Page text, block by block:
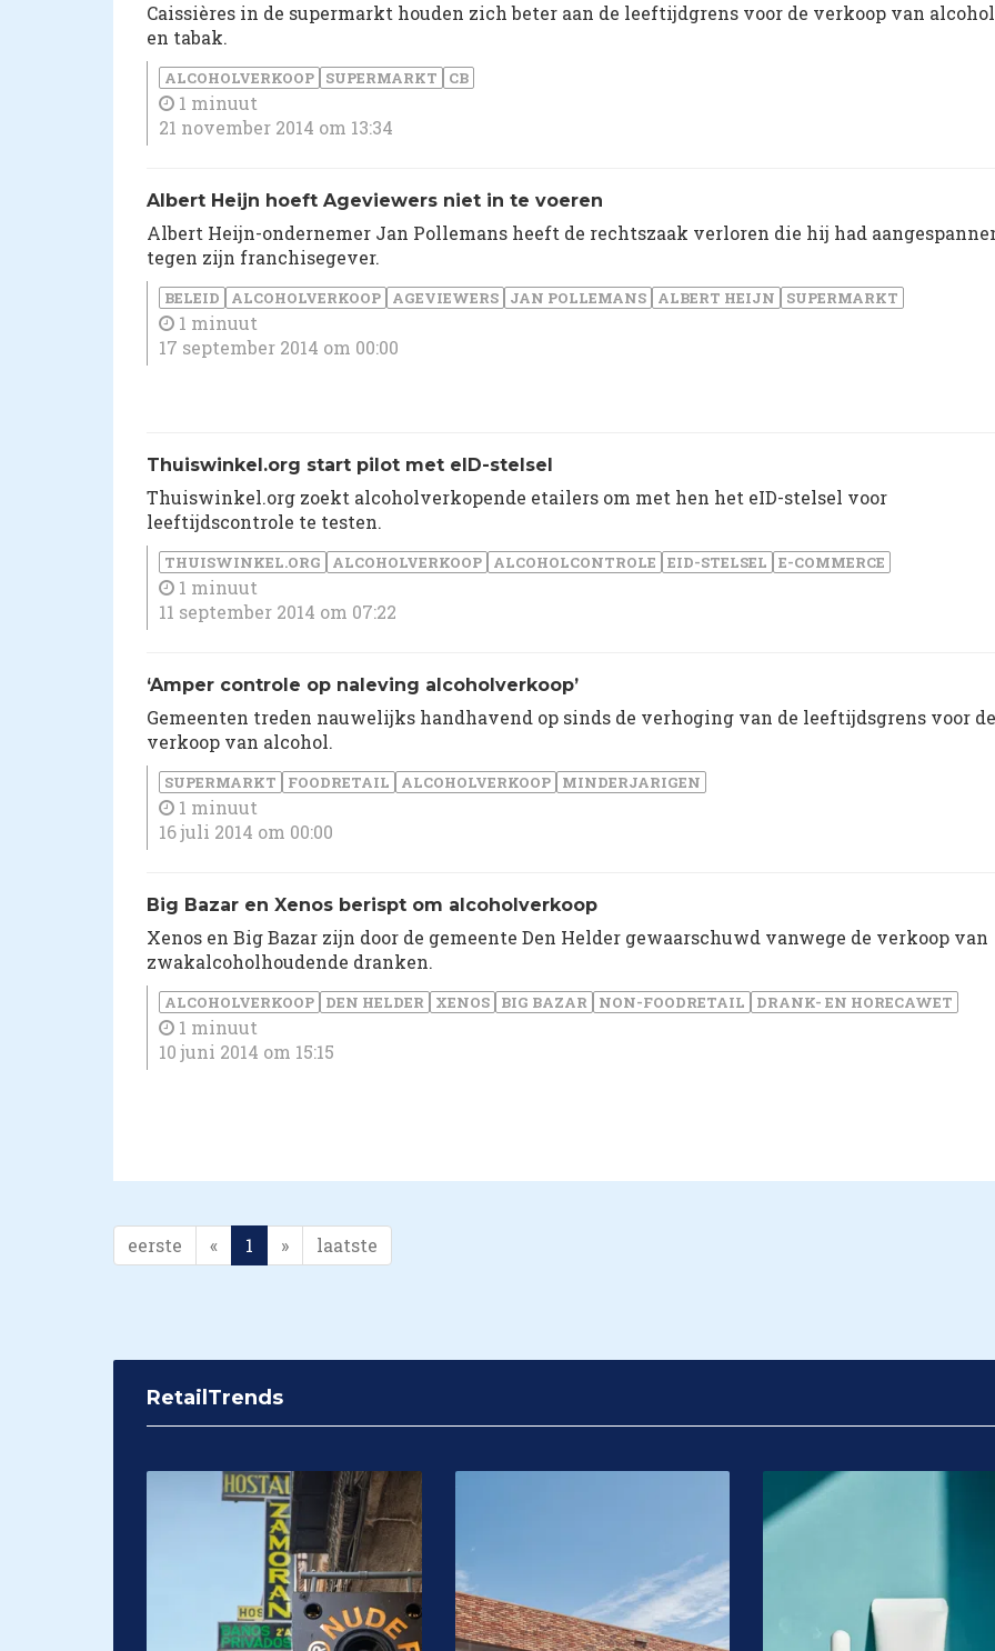
Caissières in de supermarkt houden zich beter aan de leeftijdgrens voor de verkoop van alcohol
en tabak.
ALCOHOLVERKOOP SUPERMARKT CB
1 minuut
21 november 2014 om 13:34
Albert Heijn hoeft Ageviewers niet in te voeren
Albert Heijn-ondernemer Jan Pollemans heeft de rechtszaak verloren die hij had
tegen zijn franchisegever.
BELEID ALCOHOLVERKOOP AGEVIEWERS JAN POLLEMANS ALBERT HEIJN SUPERMARKT
1 minuut
17 september 2014 om 00:00
Thuiswinkel.org start pilot met eID-stelsel
Thuiswinkel.org zoekt alcoholverkopende etailers om met hen het eID-stelsel voor
leeftijdscontrole te testen.
THUISWINKEL.ORG ALCOHOLVERKOOP ALCOHOLCONTROLE EID-STELSEL E-COMMERCE
1 minuut
11 september 2014 om 07:22
‘Amper controle op naleving alcoholverkoop’
Gemeenten treden nauwelijks handhavend op sinds de verhoging van de leeftijdsgrens voor de
verkoop van alcohol.
SUPERMARKT FOODRETAIL ALCOHOLVERKOOP MINDERJARIGEN
1 minuut
16 juli 2014 om 00:00
Big Bazar en Xenos berispt om alcoholverkoop
Xenos en Big Bazar zijn door de gemeente Den Helder gewaarschuwd vanwege de verkoop van
zwakalcoholhoudende dranken.
ALCOHOLVERKOOP DEN HELDER XENOS BIG BAZAR NON-FOODRETAIL DRANK- EN HORECAWET
1 minuut
10 juni 2014 om 15:15
eerste « 1 » laatste
RetailTrends